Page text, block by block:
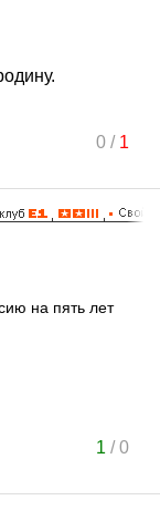
0/ 1
на пять лет
1 /0